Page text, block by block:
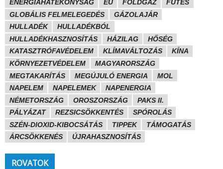
ENERGIAHATÉKONYSÁG
EU FÖLDGÁZ
FŰTÉS
GLOBÁLIS FELMELEGEDÉS
GÁZOLAJÁR
HULLADÉK
HULLADÉKBÓL
HULLADÉKHASZNOSÍTÁS
HÁZILAG
HŐSÉG
KATASZTRÓFAVÉDELEM
KLÍMAVÁLTOZÁS
KÍNA
KÖRNYEZETVÉDELEM
MAGYARORSZÁG
MEGTAKARÍTÁS
MEGÚJULÓ ENERGIA
MOL
NAPELEM
NAPELEMEK
NAPENERGIA
NÉMETORSZÁG
OROSZORSZÁG
PAKS II.
PÁLYÁZAT
REZSICSÖKKENTÉS
SPÓROLÁS
SZÉN-DIOXID-KIBOCSÁTÁS
TIPPEK
TÁMOGATÁS
ÁRCSÖKKENÉS
ÚJRAHASZNOSÍTÁS
ROVATOK